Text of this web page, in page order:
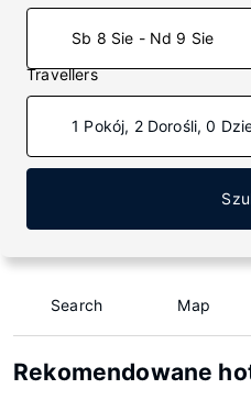
Sb 8 Sie - Nd 9 Sie
Travellers
1 Pokój, 2 Dorośli, 0
Search Map
Rekomendowane